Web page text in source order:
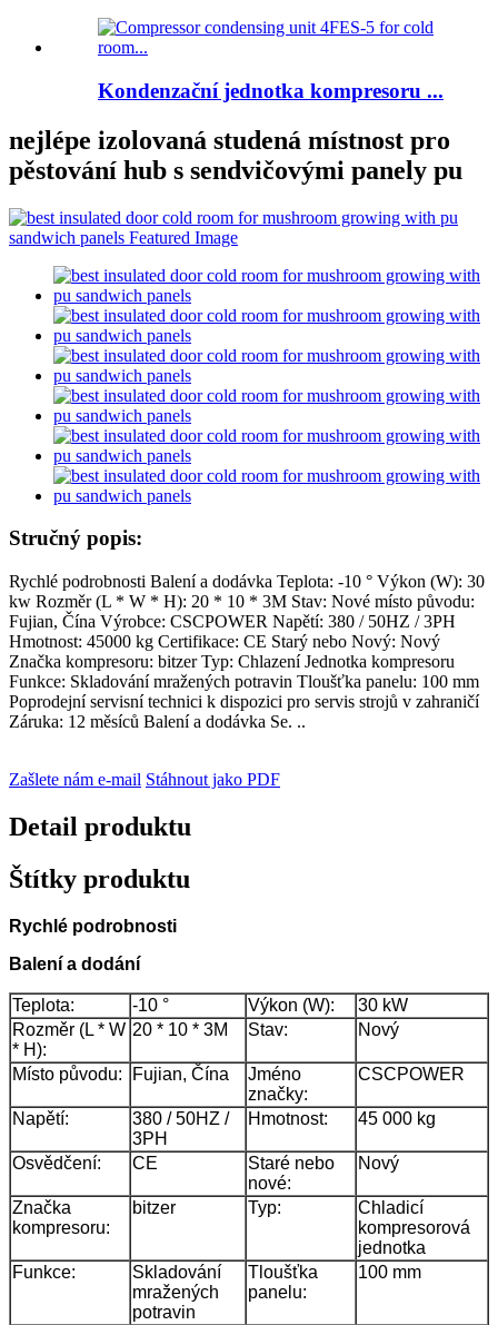
Kondenzační jednotka kompresoru ...
nejlépe izolovaná studená místnost pro
pěstování hub s sendvičovými panely pu
Stručný popis:
Rychlé podrobnosti Balení a dodávka Teplota: -10 ° Výkon (W): 30
kw Rozměr (L * W * H): 20 * 10 * 3M Stav: Nové místo původu:
Fujian, Čína Výrobce: CSCPOWER Napětí: 380 / 50HZ / 3PH
Hmotnost: 45000 kg Certifikace: CE Starý nebo Nový: Nový
Značka kompresoru: bitzer Typ: Chlazení Jednotka kompresoru
Funkce: Skladování mražených potravin Tloušťka panelu: 100 mm
Poprodejní servisní technici k dispozici pro servis strojů v zahraničí
Záruka: 12 měsíců Balení a dodávka Se. ..
Zašlete nám e-mail Stáhnout jako PDF
Detail produktu
Štítky produktu
Rychlé podrobnosti
Balení a dodání
Teplota: -10 ° Výkon (W):
30 kW
Rozměr (L * W
* H):
20 * 10 * 3M Stav: Nový
Místo původu: Fujian, Čína
Jméno
značky:
CSCPOWER
Napětí:
380 / 50HZ /
3PH
Hmotnost: 45 000 kg
Osvědčení: CE
Staré nebo
nové:
Nový
Značka
kompresoru:
bitzer Typ:
Chladicí
kompresorová
jednotka
Funkce:
Skladování
mražených
potravin
Tloušťka
panelu:
100 mm